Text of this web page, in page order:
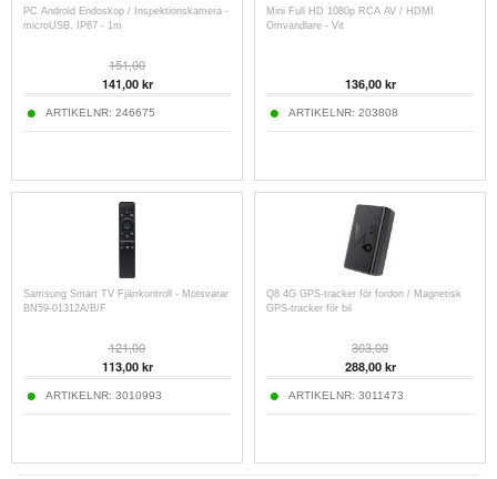
PC Android Endoskop / Inspektionskamera -
microUSB, IP67 - 1m
151,00
141,00 kr
ARTIKELNR: 246675
Mini Full HD 1080p RCA AV / HDMI
Omvandlare - Vit
136,00 kr
ARTIKELNR: 203808
Samsung Smart TV Fjärrkontroll - Motsvarar
BN59-01312A/B/F
121,00
113,00 kr
ARTIKELNR: 3010993
Q8 4G GPS-tracker för fordon / Magnetisk
GPS-tracker för bil
303,00
288,00 kr
ARTIKELNR: 3011473